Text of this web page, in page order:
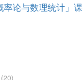
率论与数理统计」课
(20)